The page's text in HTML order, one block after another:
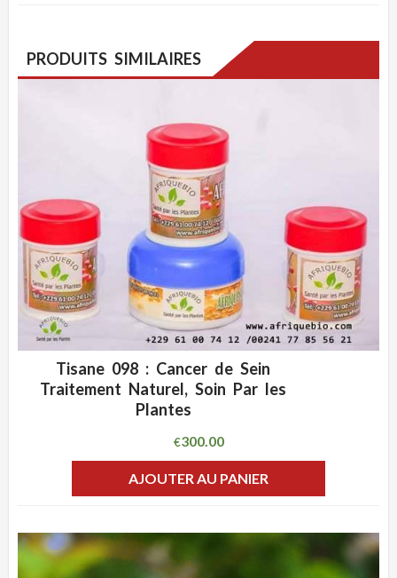
PRODUITS SIMILAIRES
ADD WISHLIST
Tisane 098 : Cancer de Sein
Traitement Naturel, Soin Par les
Plantes
€300.00
AJOUTER AU PANIER